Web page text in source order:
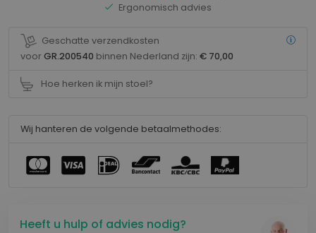
Ergonomisch advies
Geschatte verzendkosten
voor GR.200540 binnen Nederland zijn: € 70,00
Hoe herken ik mijn stoel?
Wij hanteren de volgende betaalmethodes:
Heeft u hulp of advies nodig?